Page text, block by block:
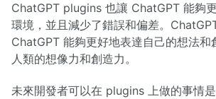
ChatGPT plugins 也讓 ChatGPT 能夠
環境，並且減少了錯誤和偏差。
ChatGPT 能夠更好地表達自己的想法和
人類的想像力和創造力。
未來開發者可以在 plugins 上做的事情